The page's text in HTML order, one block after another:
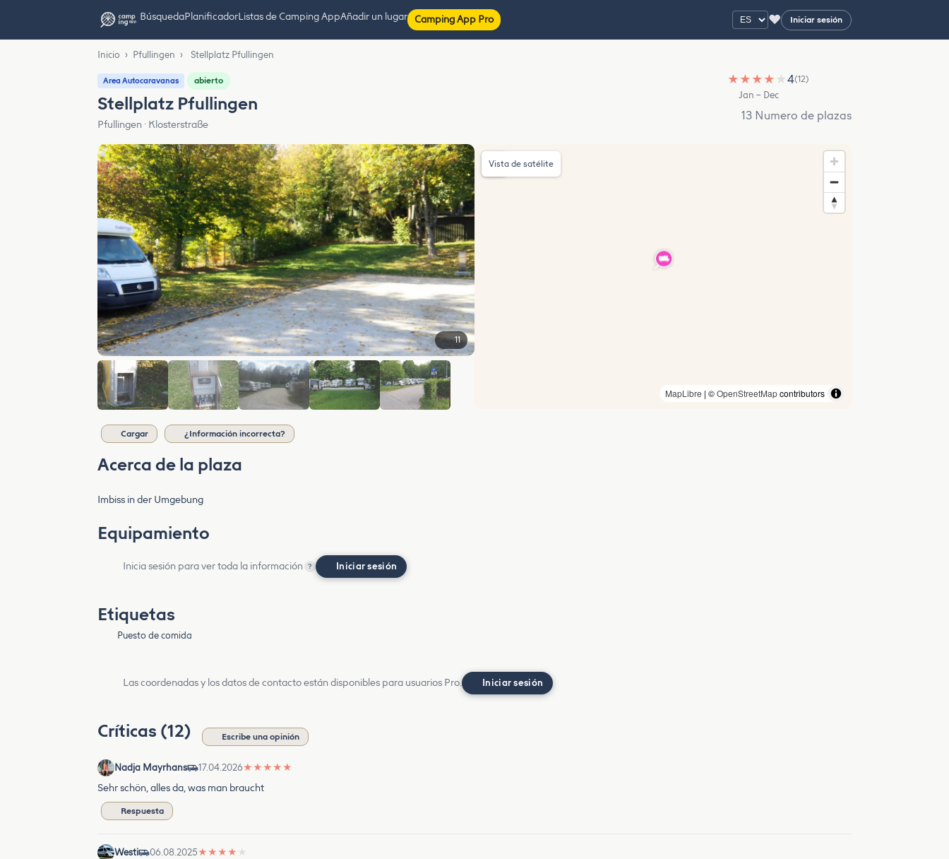
BúsquedaPlanificadorListas de Camping AppAñadir un lugar Camping App Pro ♥ Iniciar sesión
Inicio › Pfullingen › Stellplatz Pfullingen
Area Autocaravanas abierto
Stellplatz Pfullingen
Pfullingen · Klosterstraße
★ ★ ★ ★ ★4(12)
Jan – Dec
13 Numero de plazas
11
MapLibre | ©OpenStreetMapcontributors
Vista de satélite
Cargar ¿Información incorrecta?
Acerca de la plaza
Imbiss in der Umgebung
Equipamiento
Inicia sesión para ver toda la información ? Iniciar sesión
Etiquetas
Puesto de comida
Las coordenadas y los datos de contacto están disponibles para usuarios Pro. Iniciar sesión
Críticas (12) Escribe una opinión
Nadja Mayrhans 17.04.2026★ ★ ★ ★ ★
Sehr schön, alles da, was man braucht
Respuesta
Westi 06.08.2025★ ★ ★ ★ ★